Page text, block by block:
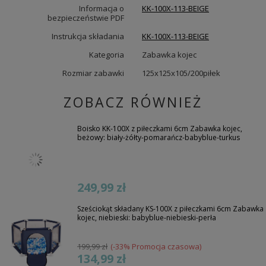
Informacja o
bezpieczeństwie PDF
KK-100X-113-BEIGE
Instrukcja składania
KK-100X-113-BEIGE
Kategoria
Zabawka kojec
Rozmiar zabawki
125x125x105/200piłek
ZOBACZ RÓWNIEŻ
Boisko KK-100X z piłeczkami 6cm Zabawka kojec,
beżowy: biały-żółty-pomarańcz-babyblue-turkus
249,99 zł
Sześciokąt składany KS-100X z piłeczkami 6cm Zabawka
kojec, niebieski: babyblue-niebieski-perła
199,99 zł (-33% Promocja czasowa)
134,99 zł